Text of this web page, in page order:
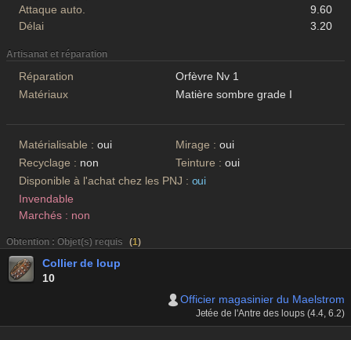
Attaque auto.
9.60
Délai
3.20
Artisanat et réparation
Réparation
Orfèvre Nv 1
Matériaux
Matière sombre grade I
Matérialisable : oui Mirage : oui
Recyclage : non Teinture : oui
Disponible à l'achat chez les PNJ : oui
Invendable
Marchés : non
Obtention : Objet(s) requis (1)
Collier de loup
10
Officier magasinier du Maelstrom
Jetée de l'Antre des loups (4.4, 6.2)